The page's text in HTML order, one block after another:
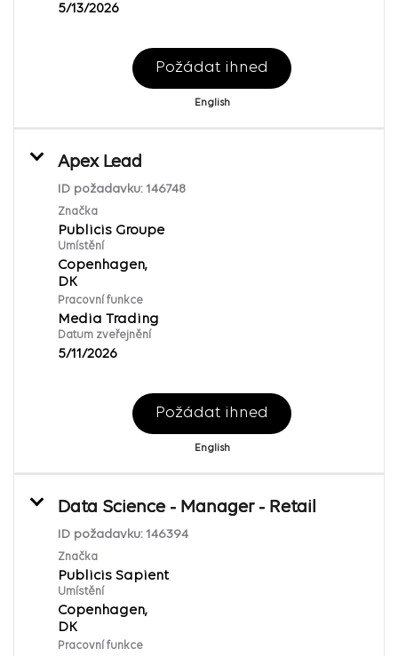
5/13/2026
Požádat ihned
English
Apex Lead
ID požadavku: 146748
Značka
Publicis Groupe
Umístění
Copenhagen,
Pracovní funkce
Media Trading
Datum zveřejnění
5/11/2026
Požádat ihned
English
Data Science - Manager - Retail
ID požadavku: 146394
Značka
Publicis Sapient
Umístění
Copenhagen,
Pracovní funkce